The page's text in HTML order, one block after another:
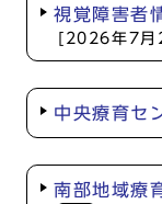
視覚障害者
[2026年7月
中央療育セ
南部地域療